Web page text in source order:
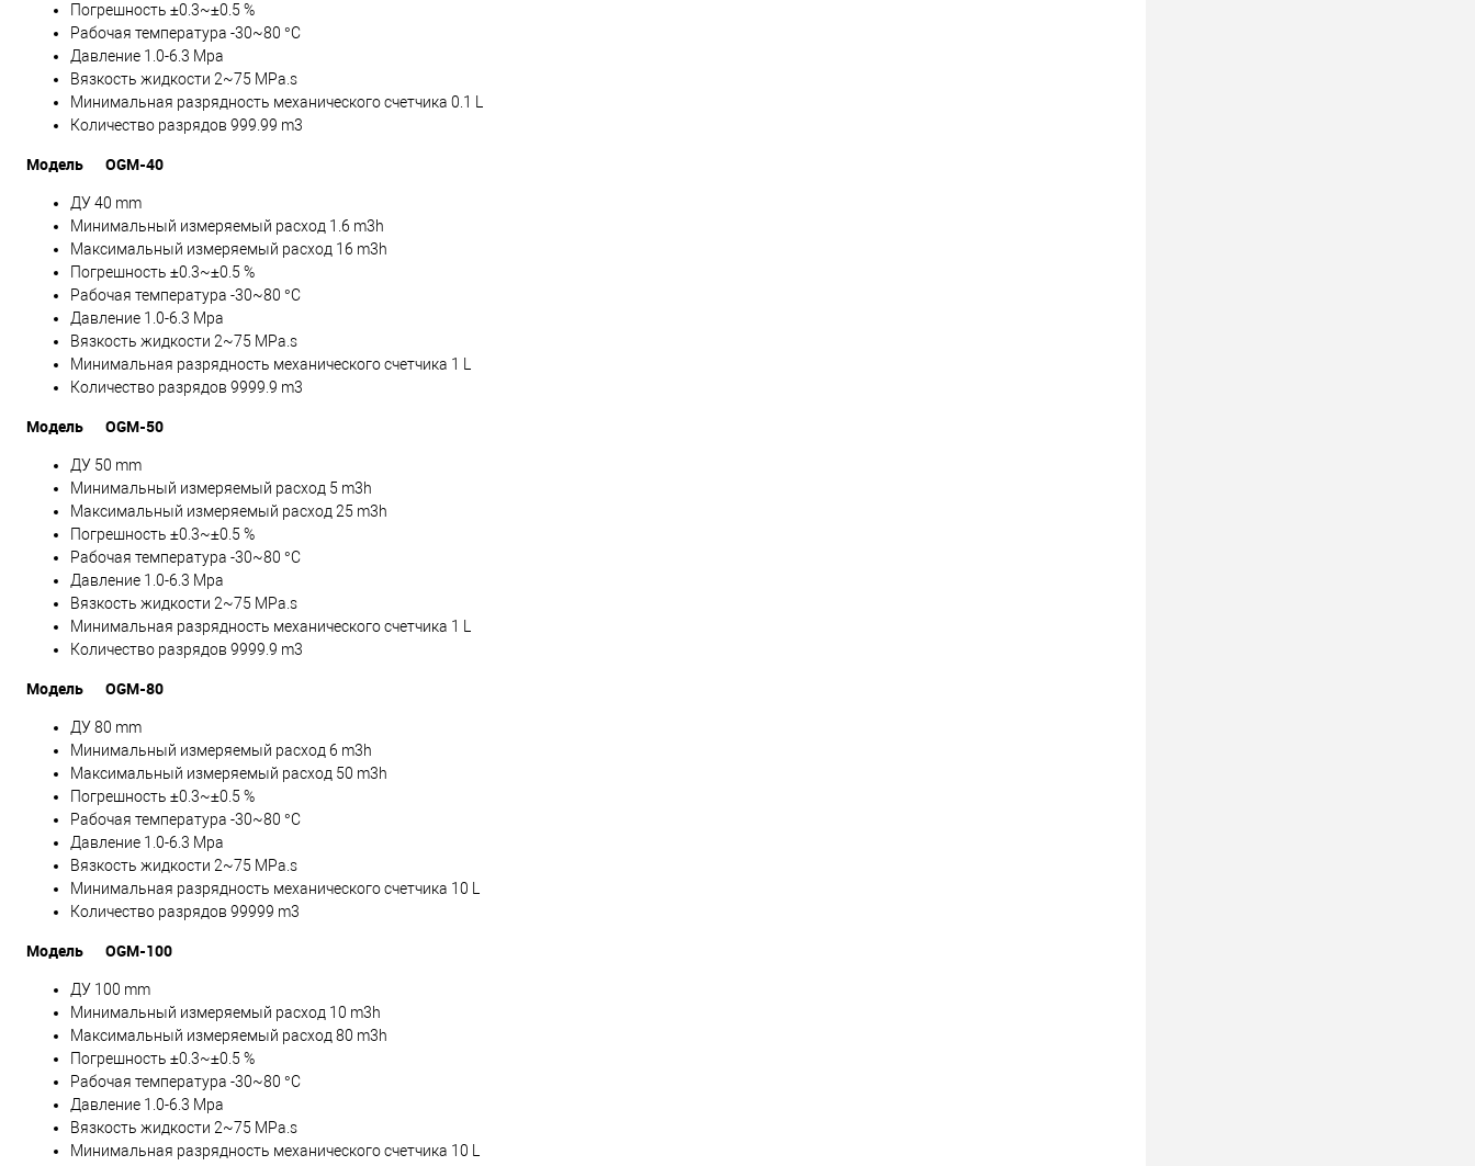
Погрешность ±0.3~±0.5 %
Рабочая температура -30~80 °C
Давление 1.0-6.3 Mpa
Вязкость жидкости 2~75 MPa.s
Минимальная разрядность механического счетчика 0.1 L
Количество разрядов 999.99 m3
Модель OGM-40
ДУ 40 mm
Минимальный измеряемый расход 1.6 m3h
Максимальный измеряемый расход 16 m3h
Погрешность ±0.3~±0.5 %
Рабочая температура -30~80 °C
Давление 1.0-6.3 Mpa
Вязкость жидкости 2~75 MPa.s
Минимальная разрядность механического счетчика 1 L
Количество разрядов 9999.9 m3
Модель OGM-50
ДУ 50 mm
Минимальный измеряемый расход 5 m3h
Максимальный измеряемый расход 25 m3h
Погрешность ±0.3~±0.5 %
Рабочая температура -30~80 °C
Давление 1.0-6.3 Mpa
Вязкость жидкости 2~75 MPa.s
Минимальная разрядность механического счетчика 1 L
Количество разрядов 9999.9 m3
Модель OGM-80
ДУ 80 mm
Минимальный измеряемый расход 6 m3h
Максимальный измеряемый расход 50 m3h
Погрешность ±0.3~±0.5 %
Рабочая температура -30~80 °C
Давление 1.0-6.3 Mpa
Вязкость жидкости 2~75 MPa.s
Минимальная разрядность механического счетчика 10 L
Количество разрядов 99999 m3
Модель OGM-100
ДУ 100 mm
Минимальный измеряемый расход 10 m3h
Максимальный измеряемый расход 80 m3h
Погрешность ±0.3~±0.5 %
Рабочая температура -30~80 °C
Давление 1.0-6.3 Mpa
Вязкость жидкости 2~75 MPa.s
Минимальная разрядность механического счетчика 10 L